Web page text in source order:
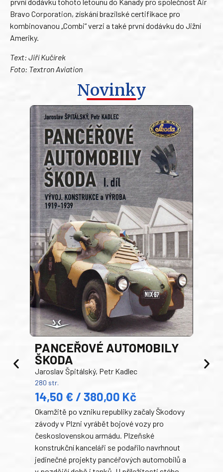
Bravo Corporation, získání brazilské certifikace pro
kombinovanou „Combi“ verzi a také první dodávku do Jižní
Ameriky.
Text: Jiří Kučírek
Foto: Textron Aviation
Novinky
PANCEŘOVÉ AUTOMOBILY
ŠKODA
Jaroslav Špitálský, Petr Kadlec
280 str.
14,50 € / 380,00 Kč
Okamžitě po vzniku republiky začaly Škodovy
závody v Plzni vyrábět bojové vozy pro
československou armádu. Plzeňské
konstrukční kanceláři se podařilo navrhnout
jedinečné projekty pancéřových automobilů a